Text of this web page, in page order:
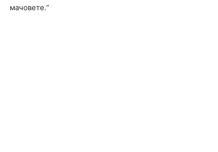
мачовете.“